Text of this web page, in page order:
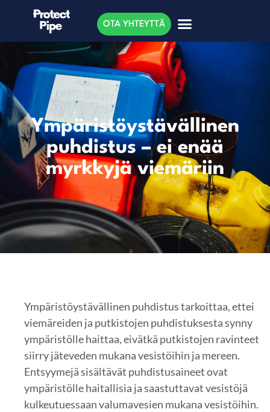
OTA YHTEYTTÄ
Ympäristöystävällinen
puhdistus – ei enää
myrkkyjä viemäriin
Ympäristöystävällinen puhdistus tarkoittaa, ettei
viemäreiden ja putkistojen puhdistuksesta synny
ympäristölle haittaa, eivätkä putkistojen ravinteet
siirry jäteveden mukana vesistöihin ja mereen.
Entsyymejä sisältävät puhdistusaineet ovat
ympäristölle haitallisia ja saastuttavat vesistöjä
kulkeutuessaan valumavesien mukana vesistöihin.